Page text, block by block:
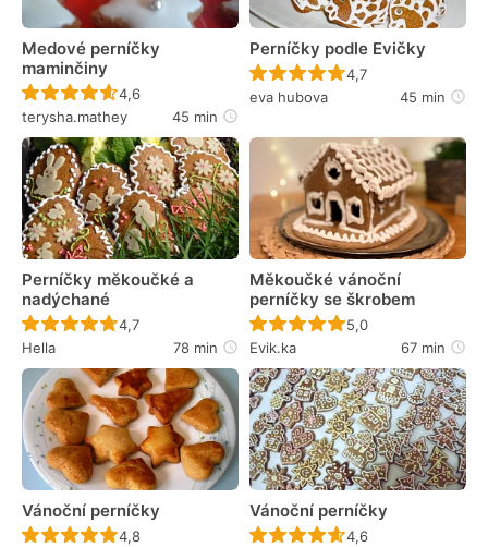
Medové perníčky
maminčiny
Recept ještě nebyl hodnocen
4,6
terysha.mathey
45 min
Perníčky podle Evičky
Recept ještě nebyl
4,7
eva hubova
45 min
Perníčky měkoučké a
nadýchané
Recept ještě nebyl hodnocen
4,7
Hella
78 min
Měkoučké vánoční
perníčky se škrobem
Recept ještě nebyl
5,0
Evik.ka
67 min
Vánoční perníčky
Recept ještě nebyl hodnocen
4,8
Vánoční perníčky
Recept ještě nebyl
4,6